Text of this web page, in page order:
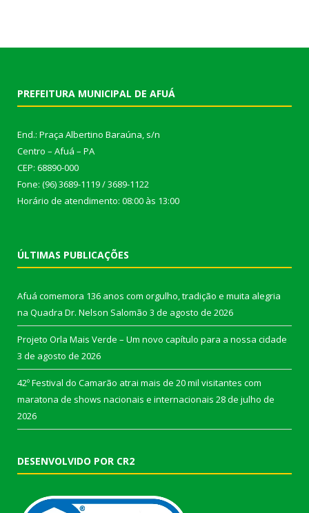
PREFEITURA MUNICIPAL DE AFUÁ
End.: Praça Albertino Baraúna, s/n
Centro – Afuá – PA
CEP: 68890-000
Fone: (96) 3689-1119 / 3689-1122
Horário de atendimento: 08:00 às 13:00
ÚLTIMAS PUBLICAÇÕES
Afuá comemora 136 anos com orgulho, tradição e muita alegria
na Quadra Dr. Nelson Salomão 3 de agosto de 2026
Projeto Orla Mais Verde – Um novo capítulo para a nossa cidade
3 de agosto de 2026
42º Festival do Camarão atrai mais de 20 mil visitantes com
maratona de shows nacionais e internacionais 28 de julho de
2026
DESENVOLVIDO POR CR2